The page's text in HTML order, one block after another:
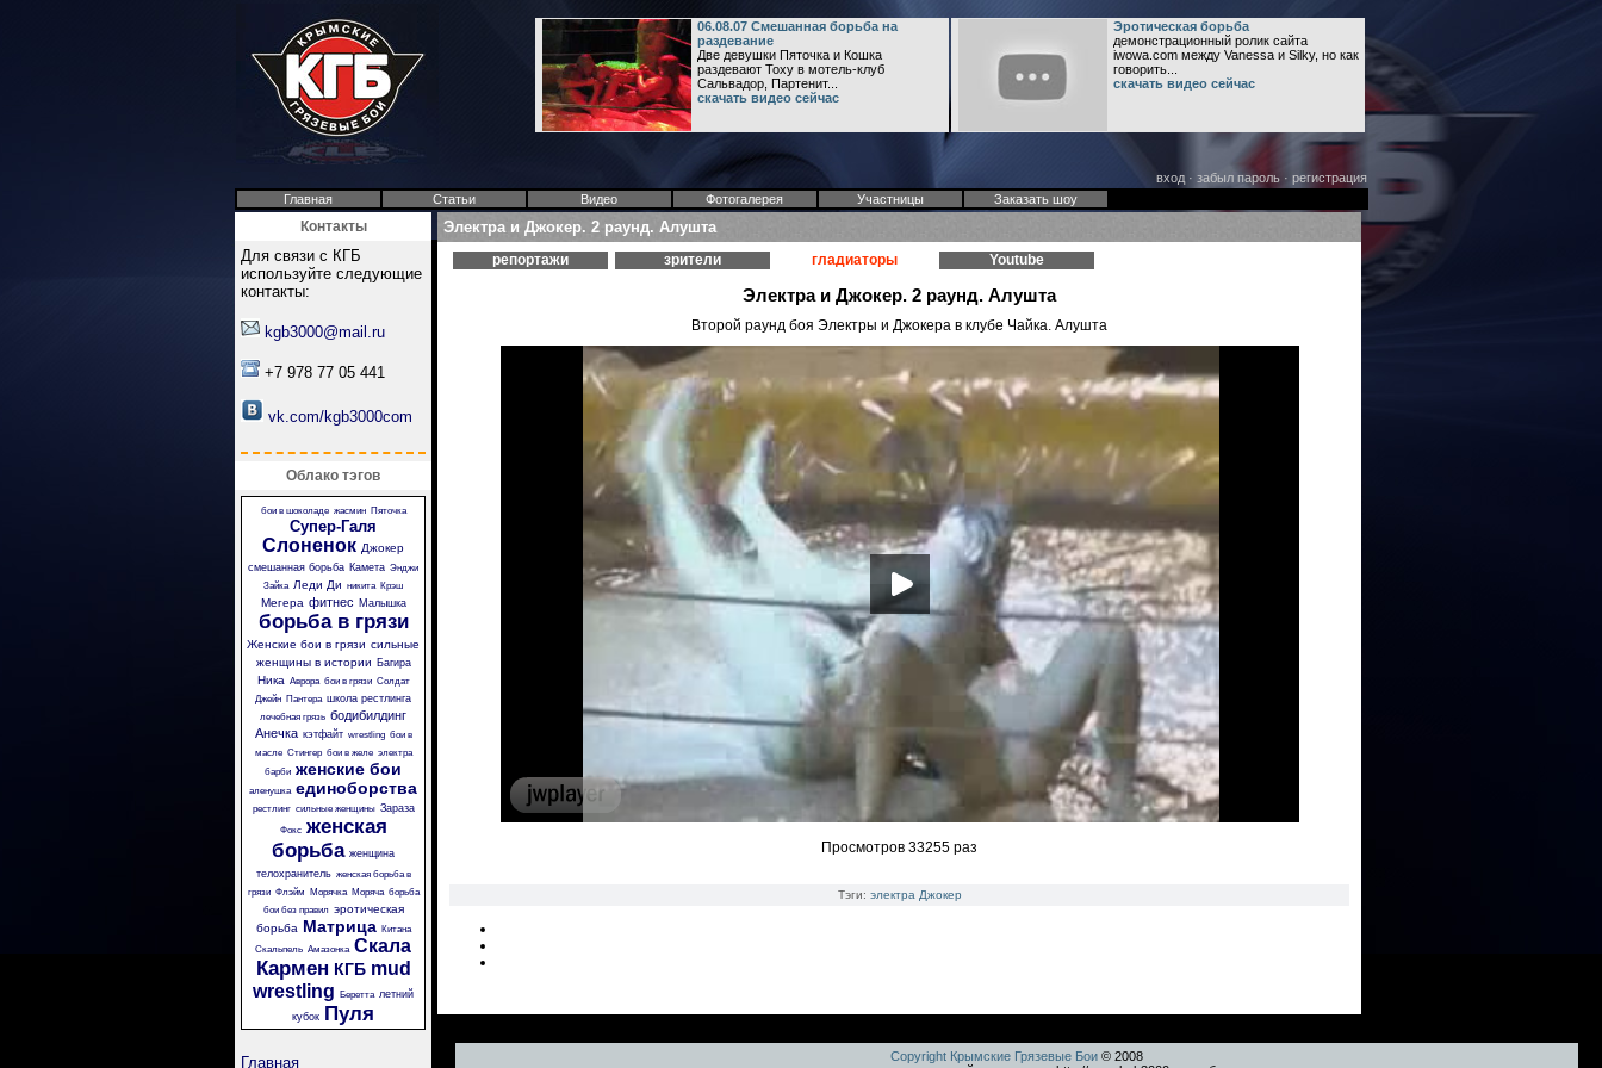
06.08.07 Смешанная борьба на
раздевание
Две девушки Пяточка и Кошка
раздевают Тоху в мотель-клуб
Сальвадор, Партенит...
скачать видео сейчас
Эротическая борьба
демонстрационный ролик сайта
iwowa.com между Vanessa и Silky, но как
говорить...
скачать видео сейчас
вход· забыл пароль· регистрация
Главная
Статьи Видео Фотогалерея Участницы Заказать шоу
Контакты
Для связи с КГБ
используйте следующие
контакты:
kgb3000@mail.ru
+7 978 77 05 441
vk.com/kgb3000com
Облако тэгов
бои в шоколаде жасмин Пяточка
Супер-Галя
Слоненок Джокер
смешанная борьба Камета Энджи
Зайка Леди Ди никита Крэш
Мегера фитнес Малышка
борьба в грязи
Женские бои в грязи сильные
женщины в истории Багира
Ника Аврора бои в грязи Солдат
Джейн Пантера школа рестлинга
лечебная грязь бодибилдинг
Анечка кэтфайт wrestling бои в
масле Стингер бои в желе электра
барби женские бои
аленушка единоборства
рестлинг сильные женщины Зараза
Фокс женская
борьба женщина
телохранитель женская борьба в
грязи Флэйм Морячка Моряча борьба
бои без правил эротическая
борьба Матрица
Китана
Скальпель Амазонка Скала
Кармен КГБ mud
wrestling
Беретта летний
кубок Пуля
Главная
Электра и Джокер. 2 раунд. Алушта
репортажи зрители гладиаторы Youtube
Электра и Джокер. 2 раунд. Алушта
Второй раунд боя Электры и Джокера в клубе Чайка. Алушта
Просмотров 33255 раз
Тэги: электра Джокер
Copyright Крымские Грязевые Бои © 2008